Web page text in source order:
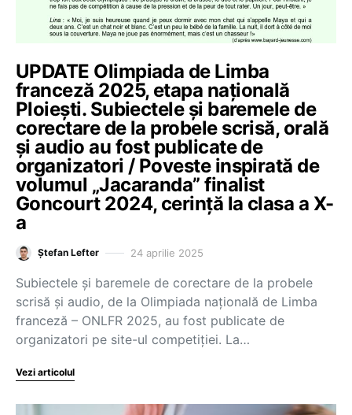
UPDATE Olimpiada de Limba
franceză 2025, etapa națională
Ploiești. Subiectele și baremele de
corectare de la probele scrisă, orală
și audio au fost publicate de
organizatori / Poveste inspirată de
volumul „Jacaranda” finalist
Goncourt 2024, cerință la clasa a X-
a
Ștefan Lefter 24 aprilie 2025
Subiectele și baremele de corectare de la probele
scrisă și audio, de la Olimpiada națională de Limba
franceză – ONLFR 2025, au fost publicate de
organizatori pe site-ul competiției. La…
Vezi articolul